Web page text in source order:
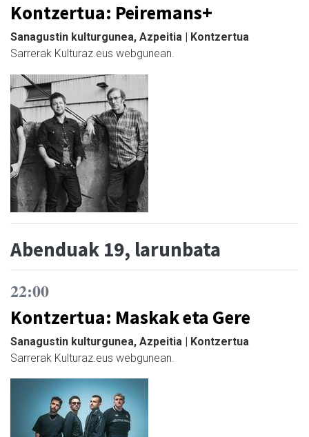
Kontzertua: Peiremans+
Sanagustin kulturgunea, Azpeitia | Kontzertua
Sarrerak Kulturaz.eus webgunean.
Abenduak 19, larunbata
22:00
Kontzertua: Maskak eta Gere
Sanagustin kulturgunea, Azpeitia | Kontzertua
Sarrerak Kulturaz.eus webgunean.